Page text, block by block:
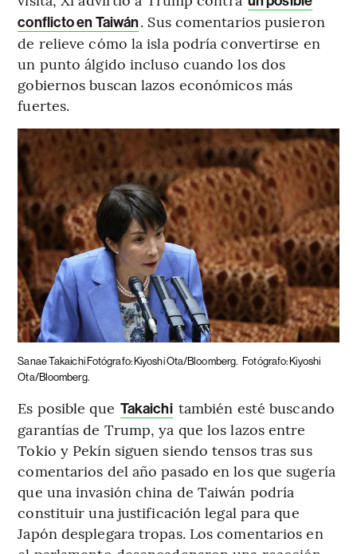
conflicto en Taiwán. Sus comentarios pusieron
de relieve cómo la isla podría convertirse en
un punto álgido incluso cuando los dos
gobiernos buscan lazos económicos más
fuertes.
Sanae Takaichi Fotógrafo: Kiyoshi Ota/Bloomberg. Fotógrafo: Kiyoshi
Ota/Bloomberg.
Es posible que Takaichi también esté buscando
garantías de Trump, ya que los lazos entre
Tokio y Pekín siguen siendo tensos tras sus
comentarios del año pasado en los que sugería
que una invasión china de Taiwán podría
constituir una justificación legal para que
Japón desplegara tropas. Los comentarios en